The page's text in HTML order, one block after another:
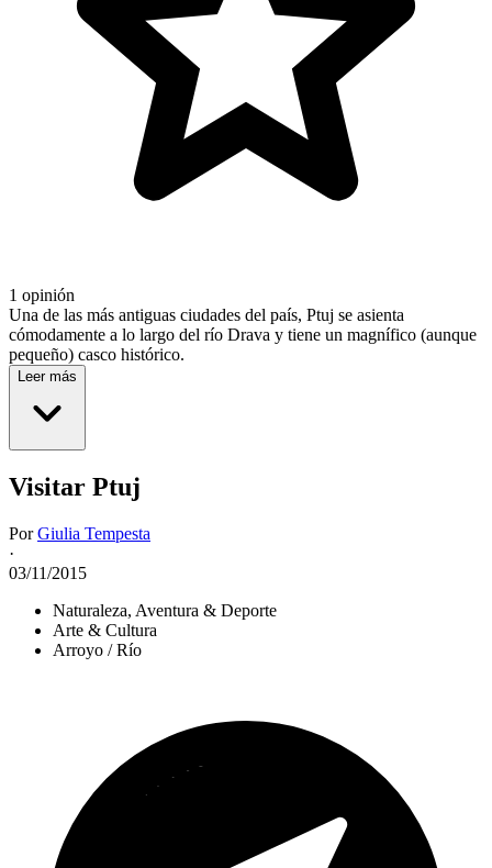
1 opinión
Una de las más antiguas ciudades del país, Ptuj se asienta
cómodamente a lo largo del río Drava y tiene un magnífico (aunque
pequeño) casco histórico.
Leer más
Visitar Ptuj
PorGiulia Tempesta
·
03/11/2015
Naturaleza, Aventura & Deporte
Arte & Cultura
Arroyo / Río